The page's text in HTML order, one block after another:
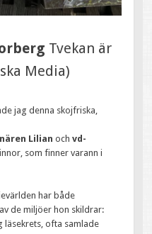
Tvekan är
Media)
jag denna skojfriska,
Lilianoch vd-
som finner varann i
har både
de miljöer hon skildrar:
läsekrets, ofta samlade